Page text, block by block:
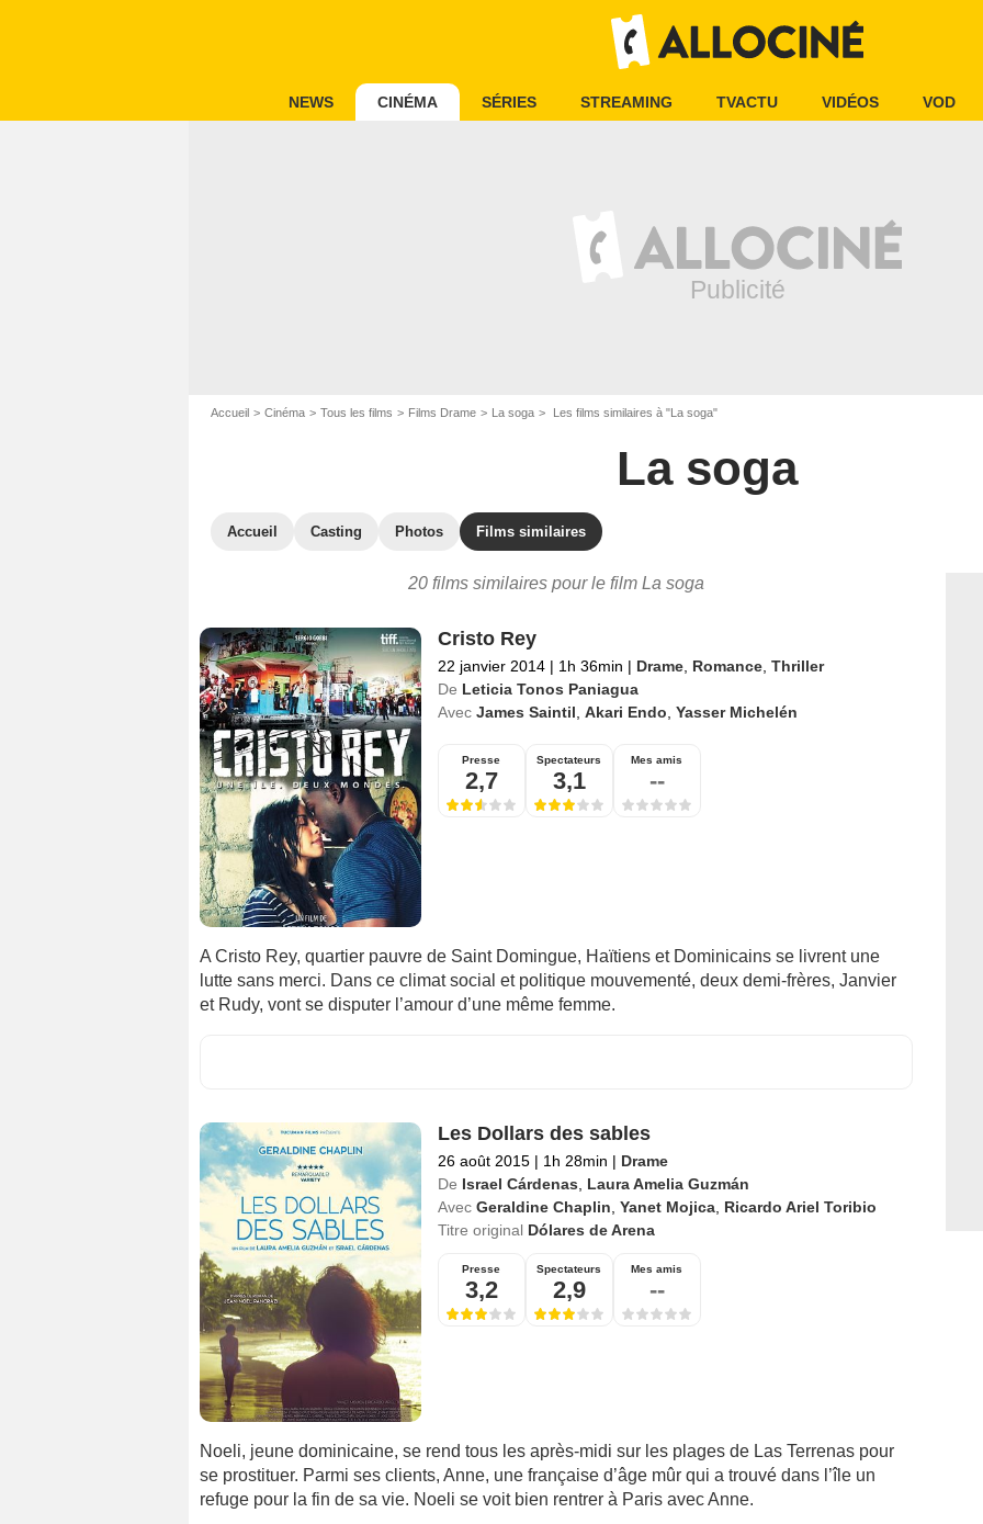
NEWS CINÉMA SÉRIES STREAMING TVACTU VIDÉOS VOD
Accueil Cinéma Tous les films Films Drame La soga Les films similaires à "La soga"
La soga
Accueil Casting Photos Films similaires
20 films similaires pour le film La soga
Cristo Rey
22 janvier 2014 | 1h 36min | Drame, Romance, Thriller
De Leticia Tonos Paniagua
Avec James Saintil Akari Endo Yasser Michelén
Presse
2,7
Spectateurs
3,1
Mes amis
--
A Cristo Rey, quartier pauvre de Saint Domingue, Haïtiens et Dominicains se livrent une
lutte sans merci. Dans ce climat social et politique mouvementé, deux demi-frères, Janvier
et Rudy, vont se disputer l’amour d’une même femme.
Les Dollars des sables
26 août 2015 | 1h 28min | Drame
De Israel Cárdenas
Laura Amelia Guzmán
Avec Geraldine Chaplin Yanet Mojica, Ricardo Ariel Toribio
Titre original Dólares de Arena
Presse
3,2
Spectateurs
2,9
Mes amis
--
Noeli, jeune dominicaine, se rend tous les après-midi sur les plages de Las Terrenas pour
se prostituer. Parmi ses clients, Anne, une française d’âge mûr qui a trouvé dans l’île un
refuge pour la fin de sa vie. Noeli se voit bien rentrer à Paris avec Anne.